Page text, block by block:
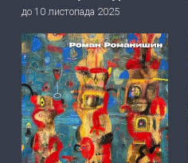
до 10 листопада 2025